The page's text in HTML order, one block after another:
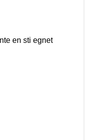
en sti egnet